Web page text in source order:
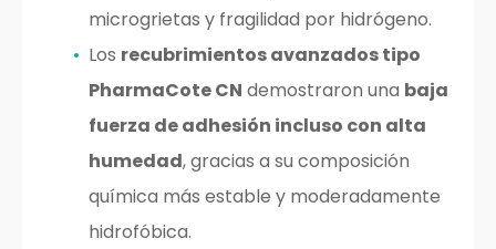
microgrietas y fragilidad por hidrógeno.
Los recubrimientos avanzados tipo
PharmaCote CN demostraron una baja
fuerza de adhesión incluso con alta
humedad, gracias a su composición
química más estable y moderadamente
hidrofóbica.